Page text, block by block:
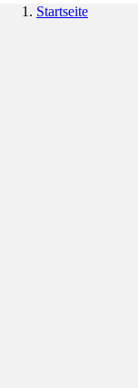
Startseite